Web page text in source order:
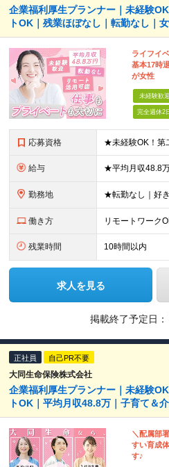
企業福利厚生プランナー｜未経験
トOK｜残業ほぼなし｜転勤なし｜
ライフイ
基本17時
が女性
未経験歓迎
完全週休2
応募資格
給与
勤務地
働き方 リモートワーク
残業時間 10時間以内
求人を見る
掲載終了予定日：
正社員 自己PR不要
大同生命保険株式会社
企業福利厚生プランナー｜未経験
トOK｜平均月収48.8万｜子育て＆
＼配属部
すい育成
す♪